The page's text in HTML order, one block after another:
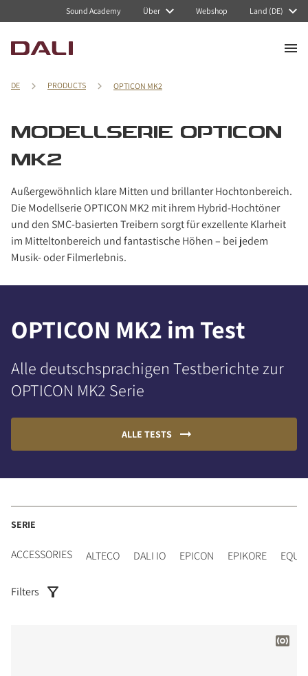
Sound Academy Über Webshop Land (DE)
DE PRODUCTS OPTICON MK2
MODELLSERIE OPTICON
MK2
Außergewöhnlich klare Mitten und brillanter Hochtonbereich.
Die Modellserie OPTICON MK2 mit ihrem Hybrid-Hochtöner
und den SMC-basierten Treibern sorgt für exzellente Klarheit
im Mitteltonbereich und fantastische Höhen – bei jedem
Musik- oder Filmerlebnis.
OPTICON MK2 im Test
Alle deutschsprachigen Testberichte zur
OPTICON MK2 Serie
ALLE TESTS
SERIE
ACCESSORIES ALTECO DALI IO EPICON EPIKORE EQUI
Filters
Navigated to Modellserie OPTICON MK2